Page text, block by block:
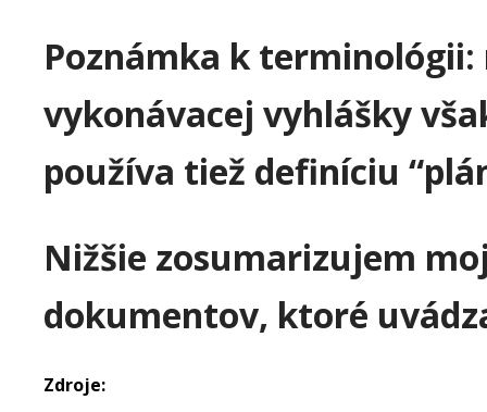
Poznámka k terminológii:
vykonávacej vyhlášky
používa tiež definíciu
Nižšie zosumarizujem
dokumentov, ktoré
Zdroje: